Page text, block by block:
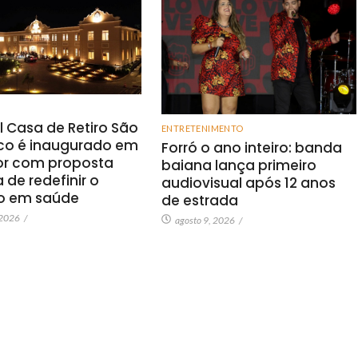
Casa de Retiro São
é inaugurado em
com proposta
de redefinir o
em saúde
/
ENTRETENIMENTO
Forró o ano inteiro: banda
baiana lança primeiro
audiovisual após 12 anos
de estrada
agosto 9, 2026 /